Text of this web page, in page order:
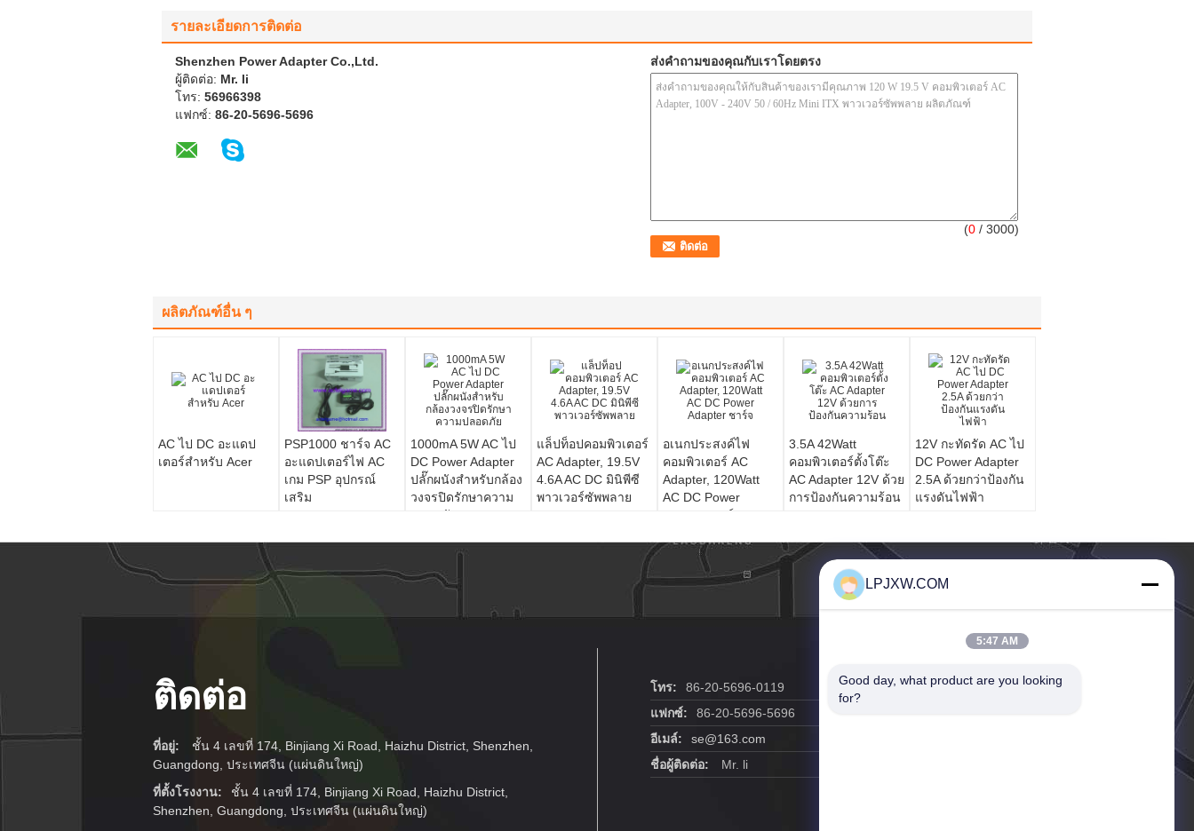
รายละเอียดการติดต่อ
Shenzhen Power Adapter Co.,Ltd.
ผู้ติดต่อ: Mr. li
โทร: 56966398
แฟกซ์: 86-20-5696-5696
ส่งคำถามของคุณกับเราโดยตรง
(0 / 3000)
ผลิตภัณฑ์อื่น ๆ
AC ไป DC อะแดป
เตอร์สำหรับ Acer
PSP1000 ชาร์จ AC
อะแดปเตอร์ไฟ AC
เกม PSP อุปกรณ์
เสริม
1000mA 5W AC ไป
DC Power Adapter
ปลั๊กผนังสำหรับกล้อง
วงจรปิดรักษาความ
ปลอดภัย
แล็ปท็อปคอมพิวเตอร์
AC Adapter, 19.5V
4.6A AC DC มินิพีซี
พาวเวอร์ซัพพลาย
อเนกประสงค์ไฟ
คอมพิวเตอร์ AC
Adapter, 120Watt
AC DC Power
Adapter ชาร์จ
3.5A 42Watt
คอมพิวเตอร์ตั้งโต๊ะ
AC Adapter 12V ด้วย
การป้องกันความร้อน
12V กะทัดรัด AC ไป
DC Power Adapter
2.5A ด้วยกว่าป้องกัน
แรงดันไฟฟ้า
ติดต่อ
ที่อยู่:
ชั้น 4 เลขที่ 174, Binjiang Xi Road, Haizhu District, Shenzhen,
Guangdong, ประเทศจีน (แผ่นดินใหญ่)
ที่ตั้งโรงงาน:
ชั้น 4 เลขที่ 174, Binjiang Xi Road, Haizhu District,
Shenzhen, Guangdong, ประเทศจีน (แผ่นดินใหญ่)
โทร:
86-20-5696-0119
แฟกซ์:
86-20-5696-5696
อีเมล์:
se@163.com
ชื่อผู้ติดต่อ:
Mr. li
LPJXW.COM
5:47 AM
Good day, what product are you looking
for?